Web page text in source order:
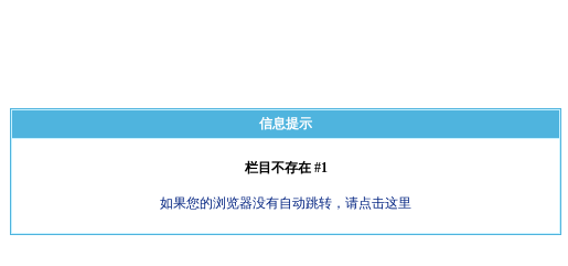
信息提示
栏目不存在 #1
如果您的浏览器没有自动跳转，请点击这里